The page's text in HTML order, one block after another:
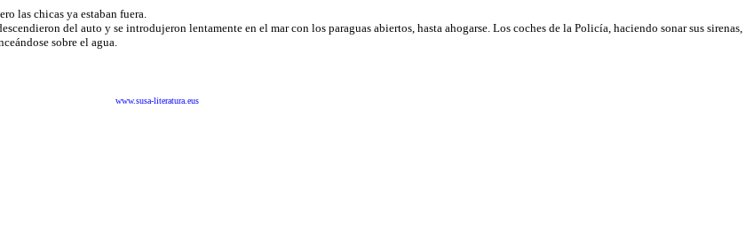
las chicas ya estaban fuera.
del auto y se introdujeron lentamente en el mar con los paraguas abiertos, hasta ahogarse. Los coches de la Policía, haciendo sonar sus sirenas,
sobre el agua.
www.susa-literatura.eus